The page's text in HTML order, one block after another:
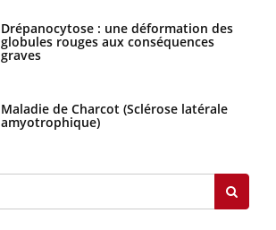
Drépanocytose : une déformation des
globules rouges aux conséquences
graves
Maladie de Charcot (Sclérose latérale
amyotrophique)